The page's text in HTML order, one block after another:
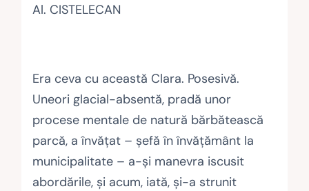
Al. CISTELECAN
Era ceva cu această Clara. Posesivă.
Uneori glacial-absentă, pradă unor
procese mentale de natură bărbătească
parcă, a învăţat – şefă în învăţământ la
municipalitate – a-şi manevra iscusit
abordările, şi acum, iată, şi-a strunit